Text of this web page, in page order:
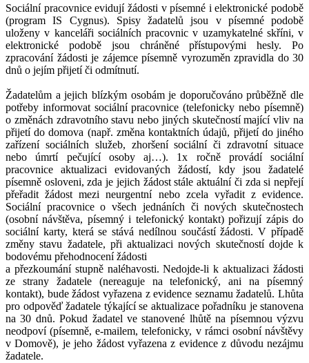
Sociální pracovnice evidují žádosti v písemné i elektronické podobě
(program IS Cygnus). Spisy žadatelů jsou v písemné podobě
uloženy v kanceláři sociálních pracovnic v uzamykatelné skříni, v
elektronické podobě jsou chráněné přístupovými hesly. Po
zpracování žádosti je zájemce písemně vyrozuměn zpravidla do 30
dnů o jejím přijetí či odmítnutí.
Žadatelům a jejich blízkým osobám je doporučováno průběžně dle
potřeby informovat sociální pracovnice (telefonicky nebo písemně)
o změnách zdravotního stavu nebo jiných skutečností mající vliv na
přijetí do domova (např. změna kontaktních údajů, přijetí do jiného
zařízení sociálních služeb, zhoršení sociální či zdravotní situace
nebo úmrtí pečující osoby aj…). 1x ročně provádí sociální
pracovnice aktualizaci evidovaných žádostí, kdy jsou žadatelé
písemně osloveni, zda je jejich žádost stále aktuální či zda si nepřejí
přeřadit žádost mezi neurgentní nebo zcela vyřadit z evidence.
Sociální pracovnice o všech jednáních či nových skutečnostech
(osobní návštěva, písemný i telefonický kontakt) pořizují zápis do
sociální karty, která se stává nedílnou součástí žádosti. V případě
změny stavu žadatele, při aktualizaci nových skutečností dojde k
bodovému přehodnocení žádosti
a přezkoumání stupně naléhavosti. Nedojde-li k aktualizaci žádosti
ze strany žadatele (nereaguje na telefonický, ani na písemný
kontakt), bude žádost vyřazena z evidence seznamu žadatelů. Lhůta
pro odpověď žadatele týkající se aktualizace pořadníku je stanovena
na 30 dnů. Pokud žadatel ve stanovené lhůtě na písemnou výzvu
neodpoví (písemně, e-mailem, telefonicky, v rámci osobní návštěvy
v Domově), je jeho žádost vyřazena z evidence z důvodu nezájmu
žadatele.